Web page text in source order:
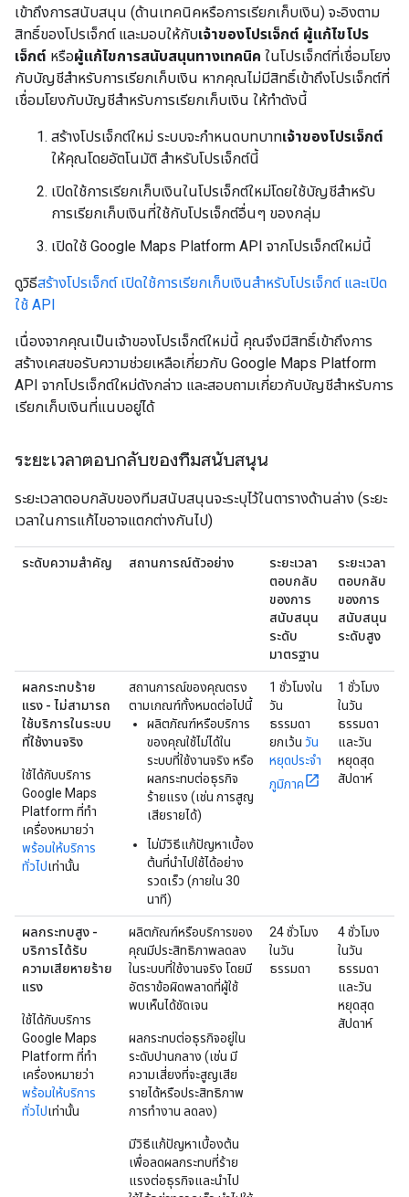
เข้าถึงการสนับสนุน (ด้านเทคนิคหรือการเรียกเก็บเงิน) จะอิงตาม
สิทธิ์ของโปรเจ็กต์ และมอบให้กับเจ้าของโปรเจ็กต์ ผู้แก้ไขโปร
เจ็กต์ หรือผู้แก้ไขการสนับสนุนทางเทคนิค ในโปรเจ็กต์ที่เชื่อมโยง
กับบัญชีสำหรับการเรียกเก็บเงิน หากคุณไม่มีสิทธิ์เข้าถึงโปรเจ็กต์ที่
เชื่อมโยงกับบัญชีสำหรับการเรียกเก็บเงิน ให้ทำดังนี้
สร้างโปรเจ็กต์ใหม่ ระบบจะกำหนดบทบาทเจ้าของโปรเจ็กต์
ให้คุณโดยอัตโนมัติ สำหรับโปรเจ็กต์นี้
เปิดใช้การเรียกเก็บเงินในโปรเจ็กต์ใหม่โดยใช้บัญชีสำหรับ
การเรียกเก็บเงินที่ใช้กับโปรเจ็กต์อื่นๆ ของกลุ่ม
เปิดใช้ Google Maps Platform API จากโปรเจ็กต์ใหม่นี้
ดูวิธีสร้างโปรเจ็กต์ เปิดใช้การเรียกเก็บเงินสำหรับโปรเจ็กต์ และเปิด
ใช้ API
เนื่องจากคุณเป็นเจ้าของโปรเจ็กต์ใหม่นี้ คุณจึงมีสิทธิ์เข้าถึงการ
สร้างเคสขอรับความช่วยเหลือเกี่ยวกับ Google Maps Platform
API จากโปรเจ็กต์ใหม่ดังกล่าว และสอบถามเกี่ยวกับบัญชีสำหรับการ
เรียกเก็บเงินที่แนบอยู่ได้
ระยะเวลาตอบกลับของทีมสนับสนุน
ระยะเวลาตอบกลับของทีมสนับสนุนจะระบุไว้ในตารางด้านล่าง (ระยะ
เวลาในการแก้ไขอาจแตกต่างกันไป)
ระดับความสำคัญ สถานการณ์ตัวอย่าง
ระยะเวลา
ตอบกลับ
ของการ
สนับสนุน
ระดับ
มาตรฐาน
ระยะเวลา
ตอบกลับ
ของการ
สนับสนุน
ระดับสูง
ผลกระทบร้าย
แรง - ไม่สามารถ
ใช้บริการในระบบ
ที่ใช้งานจริง
ใช้ได้กับบริการ
Google Maps
Platform ที่ทำ
เครื่องหมายว่า
พร้อมให้บริการ
ทั่วไปเท่านั้น
สถานการณ์ของคุณตรง
ตามเกณฑ์ทั้งหมดต่อไปนี้
ผลิตภัณฑ์หรือบริการ
ของคุณใช้ไม่ได้ใน
ระบบที่ใช้งานจริง หรือ
ผลกระทบต่อธุรกิจ
ร้ายแรง (เช่น การสูญ
เสียรายได้)
ไม่มีวิธีแก้ปัญหาเบื้อง
ต้นที่นำไปใช้ได้อย่าง
รวดเร็ว (ภายใน 30
นาที)
1 ชั่วโมงใน
วัน
ธรรมดา
ยกเว้น วัน
หยุดประจำ
ภูมิภาค
1 ชั่วโมง
ในวัน
ธรรมดา
และวัน
หยุดสุด
สัปดาห์
ผลกระทบสูง -
บริการได้รับ
ความเสียหายร้าย
แรง
ใช้ได้กับบริการ
Google Maps
Platform ที่ทำ
เครื่องหมายว่า
พร้อมให้บริการ
ทั่วไปเท่านั้น
ผลิตภัณฑ์หรือบริการของ
คุณมีประสิทธิภาพลดลง
ในระบบที่ใช้งานจริง โดยมี
อัตราข้อผิดพลาดที่ผู้ใช้
พบเห็นได้ชัดเจน
ผลกระทบต่อธุรกิจอยู่ใน
ระดับปานกลาง (เช่น มี
ความเสี่ยงที่จะสูญเสีย
รายได้หรือประสิทธิภาพ
การทำงาน ลดลง)
มีวิธีแก้ปัญหาเบื้องต้น
เพื่อลดผลกระทบที่ร้าย
แรงต่อธุรกิจและนำไป
24 ชั่วโมง
ในวัน
ธรรมดา
4 ชั่วโมง
ในวัน
ธรรมดา
และวัน
หยุดสุด
สัปดาห์